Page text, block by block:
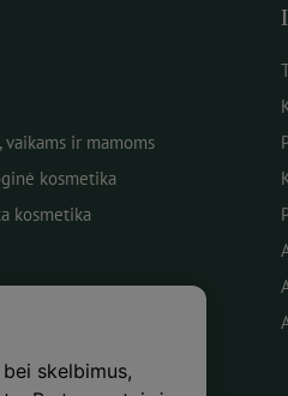
vaikams ir mamoms
kosmetika
kosmetika
skelbimus,